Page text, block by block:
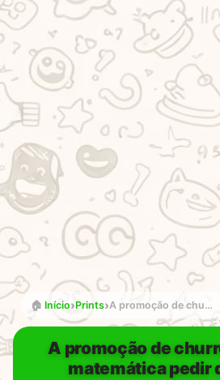
🏠 Início›Prints› A promoção de churros que fez a matemática pedir demissão
A promoção de
matemática pedir